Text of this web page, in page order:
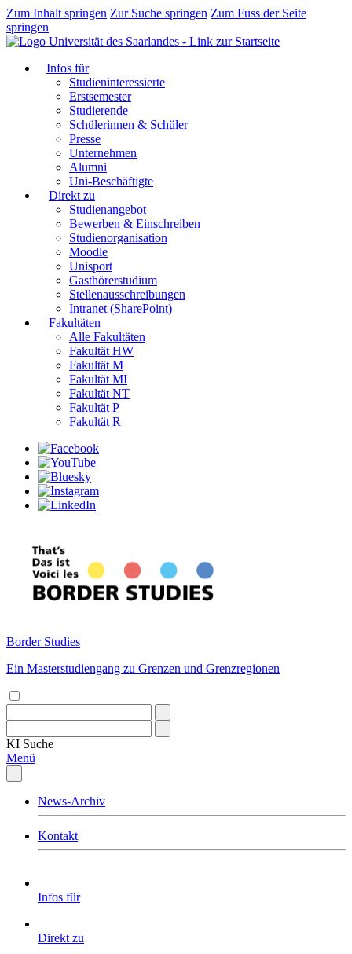
Zum Inhalt springen Zur Suche springen Zum Fuss der Seite
springen
Infos für
Studieninteressierte
Erstsemester
Studierende
Schülerinnen & Schüler
Presse
Unternehmen
Alumni
Uni-Beschäftigte
Direkt zu
Studienangebot
Bewerben & Einschreiben
Studienorganisation
Moodle
Unisport
Gasthörerstudium
Stellenausschreibungen
Intranet (SharePoint)
Fakultäten
Alle Fakultäten
Fakultät HW
Fakultät M
Fakultät MI
Fakultät NT
Fakultät P
Fakultät R
Border Studies
Ein Masterstudiengang zu Grenzen und Grenzregionen
KI Suche
Menü
News-Archiv
Kontakt
Infos für
Direkt zu